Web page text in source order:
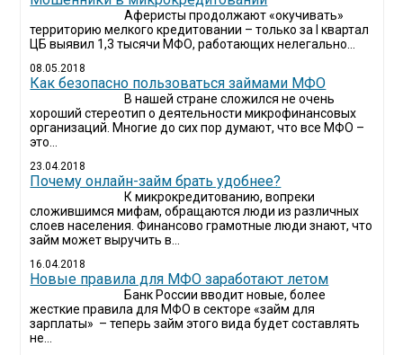
Аферисты продолжают «окучивать»
территорию мелкого кредитовании – только за I квартал
ЦБ выявил 1,3 тысячи МФО, работающих нелегально...
08.05.2018
Как безопасно пользоваться займами МФО
В нашей стране сложился не очень
хороший стереотип о деятельности микрофинансовых
организаций. Многие до сих пор думают, что все МФО –
это...
23.04.2018
Почему онлайн-займ брать удобнее?
К микрокредитованию, вопреки
сложившимся мифам, обращаются люди из различных
слоев населения. Финансово грамотные люди знают, что
займ может выручить в...
16.04.2018
Новые правила для МФО заработают летом
Банк России вводит новые, более
жесткие правила для МФО в секторе «займ для
зарплаты» – теперь займ этого вида будет составлять
не...